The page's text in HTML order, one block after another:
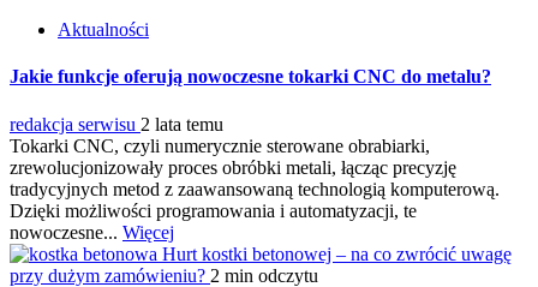
Aktualności
Jakie funkcje oferują nowoczesne tokarki CNC do metalu?
redakcja serwisu 2 lata temu
Tokarki CNC, czyli numerycznie sterowane obrabiarki,
zrewolucjonizowały proces obróbki metali, łącząc precyzję
tradycyjnych metod z zaawansowaną technologią komputerową.
Dzięki możliwości programowania i automatyzacji, te
nowoczesne... Więcej
Hurt kostki betonowej – na co zwrócić uwagę
przy dużym zamówieniu? 2 min odczytu